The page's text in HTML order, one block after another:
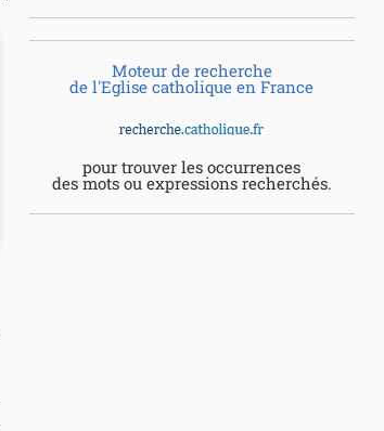
Moteur de recherche
de l'Eglise catholique en France
pour trouver les occurrences
des mots ou expressions recherchés.